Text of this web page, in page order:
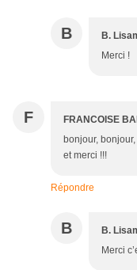
B B.
Merci !
F FRANCOISE
bonjour,
et merci !!!
Répondre
B B.
Merci